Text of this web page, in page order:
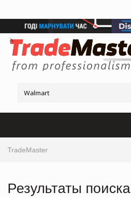
TradeMaster
Результаты поиска